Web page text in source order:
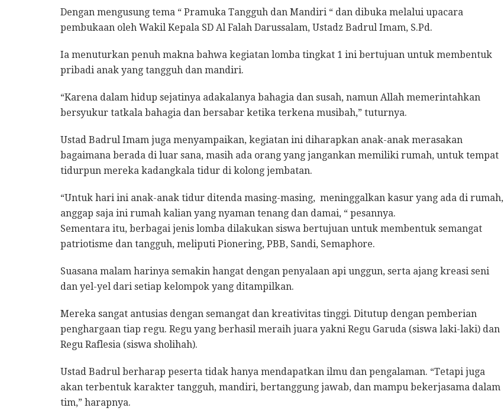
Dengan mengusung tema “ Pramuka Tangguh dan Mandiri “ dan dibuka melalui upacara
pembukaan oleh Wakil Kepala SD Al Falah Darussalam, Ustadz Badrul Imam, S.Pd.
Ia menuturkan penuh makna bahwa kegiatan lomba tingkat 1 ini bertujuan untuk membentuk
pribadi anak yang tangguh dan mandiri.
“Karena dalam hidup sejatinya adakalanya bahagia dan susah, namun Allah memerintahkan
bersyukur tatkala bahagia dan bersabar ketika terkena musibah,” tuturnya.
Ustad Badrul Imam juga menyampaikan, kegiatan ini diharapkan anak-anak merasakan
bagaimana berada di luar sana, masih ada orang yang jangankan memiliki rumah, untuk tempat
tidurpun mereka kadangkala tidur di kolong jembatan.
“Untuk hari ini anak-anak tidur ditenda masing-masing, meninggalkan kasur yang ada di rumah,
anggap saja ini rumah kalian yang nyaman tenang dan damai, “ pesannya.
Sementara itu, berbagai jenis lomba dilakukan siswa bertujuan untuk membentuk semangat
patriotisme dan tangguh, meliputi Pionering, PBB, Sandi, Semaphore.
Suasana malam harinya semakin hangat dengan penyalaan api unggun, serta ajang kreasi seni
dan yel-yel dari setiap kelompok yang ditampilkan.
Mereka sangat antusias dengan semangat dan kreativitas tinggi. Ditutup dengan pemberian
penghargaan tiap regu. Regu yang berhasil meraih juara yakni Regu Garuda (siswa laki-laki) dan
Regu Raflesia (siswa sholihah).
Ustad Badrul berharap peserta tidak hanya mendapatkan ilmu dan pengalaman. “Tetapi juga
akan terbentuk karakter tangguh, mandiri, bertanggung jawab, dan mampu bekerjasama dalam
tim,” harapnya.